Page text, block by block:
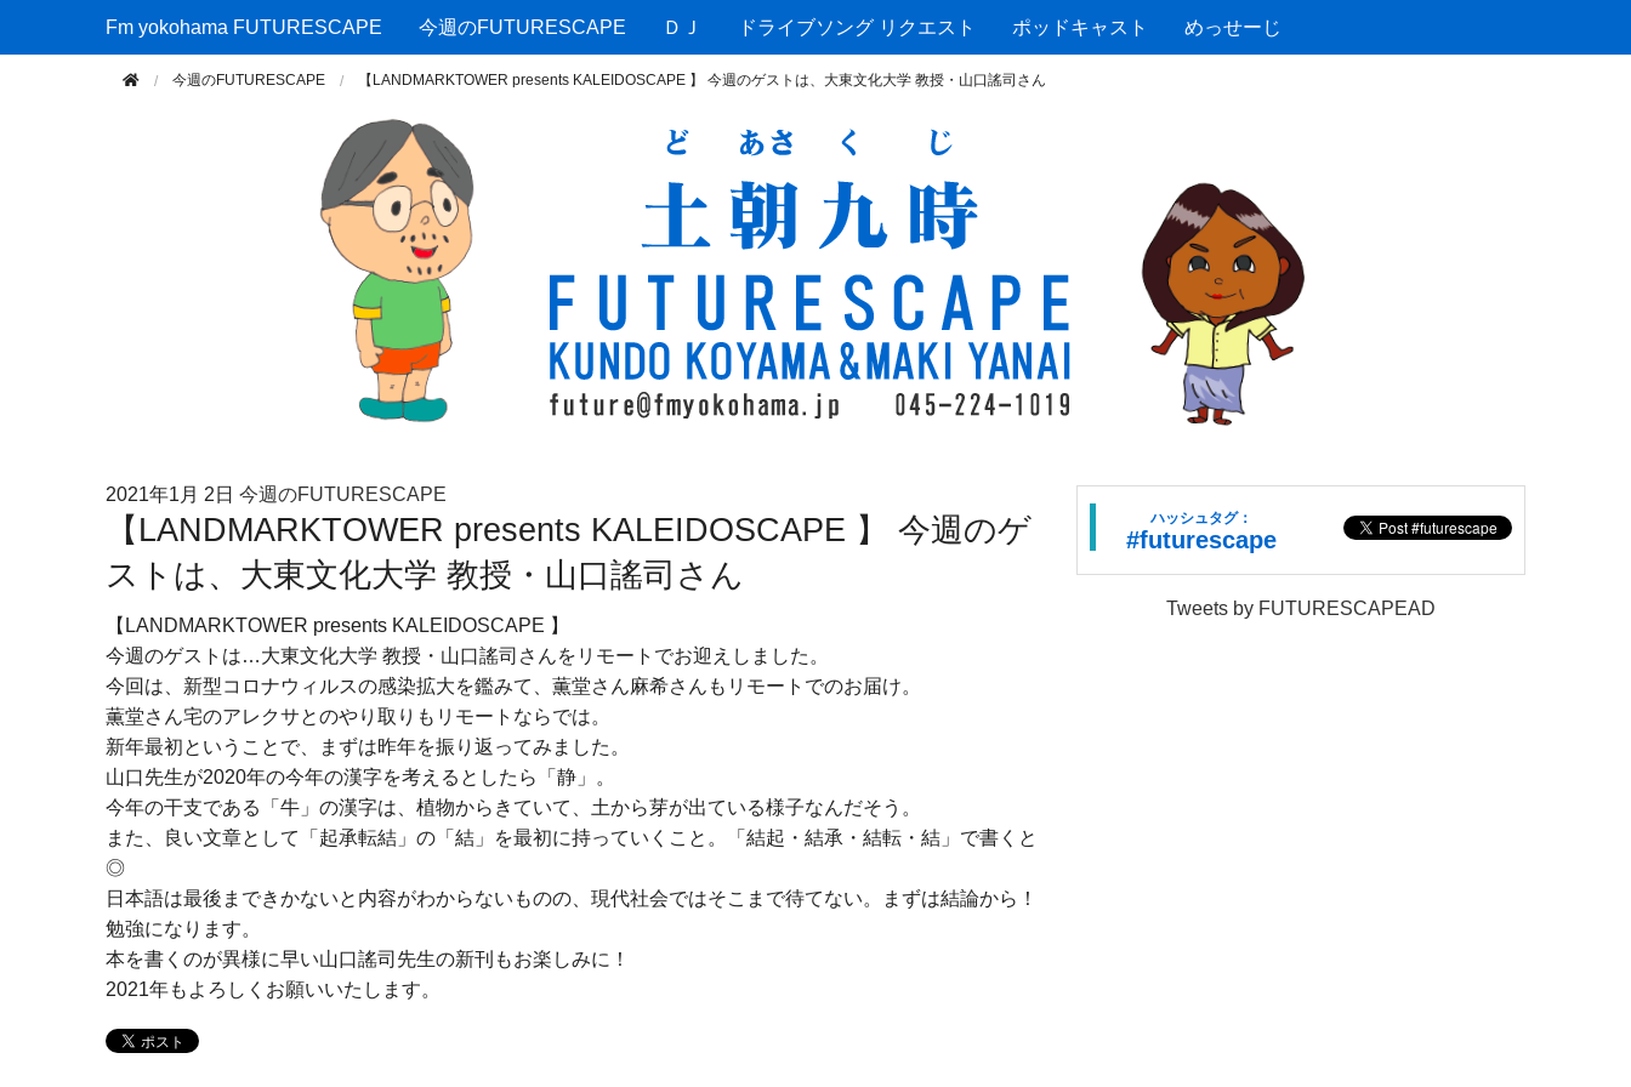
Fm yokohama FUTURESCAPE
Fm yokohama FUTURESCAPE 今週のFUTURESCAPE ＤＪ ドライブソング リクエスト ポッドキャスト めっせーじ
今週のFUTURESCAPE 【LANDMARKTOWER presents KALEIDOSCAPE 】 今週のゲストは、大東文化大学 教授・山口謠司さん
2021年1月 2日 今週のFUTURESCAPE
【LANDMARKTOWER presents KALEIDOSCAPE 】 今週のゲ
ストは、大東文化大学 教授・山口謠司さん
【LANDMARKTOWER presents KALEIDOSCAPE 】
今週のゲストは…大東文化大学 教授・山口謠司さんをリモートでお迎えしました。
今回は、新型コロナウィルスの感染拡大を鑑みて、薫堂さん麻希さんもリモートでのお届け。
薫堂さん宅のアレクサとのやり取りもリモートならでは。
新年最初ということで、まずは昨年を振り返ってみました。
山口先生が2020年の今年の漢字を考えるとしたら「静」。
今年の干支である「牛」の漢字は、植物からきていて、土から芽が出ている様子なんだそう。
また、良い文章として「起承転結」の「結」を最初に持っていくこと。「結起・結承・結転・結」で書くと
◎
日本語は最後まできかないと内容がわからないものの、現代社会ではそこまで待てない。まずは結論から！
勉強になります。
本を書くのが異様に早い山口謠司先生の新刊もお楽しみに！
2021年もよろしくお願いいたします。
ハッシュタグ：
#futurescape
Tweets by FUTURESCAPEAD